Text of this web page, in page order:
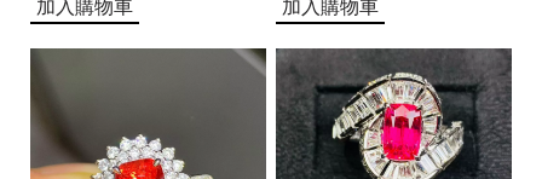
加入購物車
加入購物車